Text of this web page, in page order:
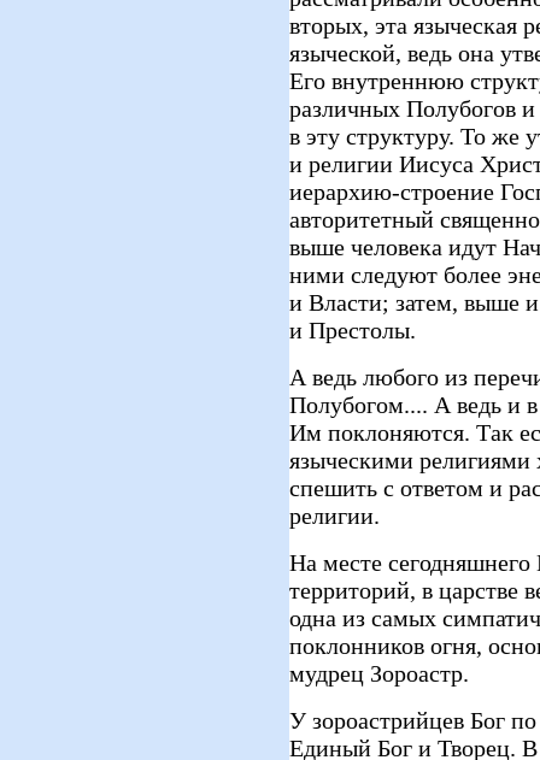
вторых, эта языческая
языческой, ведь она
Его внутреннюю
различных Полубогов
в эту структуру. То же
и религии Иисуса
иерархию-строение
авторитетный
выше человека идут
ними следуют более
и Власти; затем, выше
и Престолы.
А ведь любого из
Полубогом.... А ведь и
Им поклоняются. Так
языческими
спешить с ответом и
религии.
На месте
территорий, в царстве
одна из самых
поклонников огня,
мудрец Зороастр.
У зороастрийцев Бог
Единый Бог и Творец.